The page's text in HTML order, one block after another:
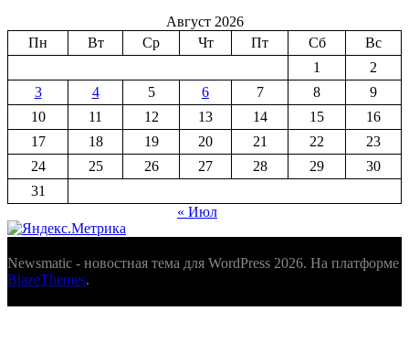
Август 2026
Пн
Вт Ср Чт Пт Сб
Вс
1
2
3
4 5 6 7 8
9
10
11 12 13 14 15
16
17
18 19 20 21 22
23
24
25 26 27 28 29
30
31
« Июл
Newsmatic - новостная тема для WordPress 2026. На платформе
BlazeThemes.